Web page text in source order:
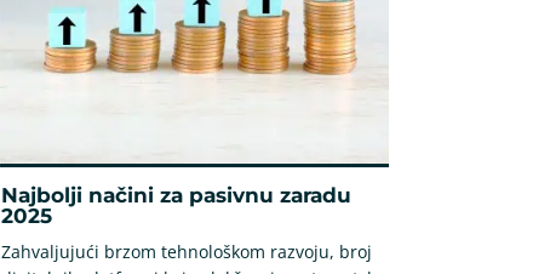
Najbolji načini za pasivnu zaradu
2025
Zahvaljujući brzom tehnološkom razvoju, broj